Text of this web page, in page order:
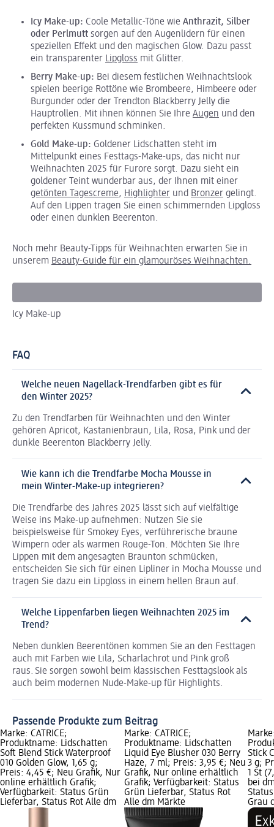
Icy Make-up: Coole Metallic-Töne wie Anthrazit, Silber
oder Perlmutt sorgen auf den Augenlidern für einen
speziellen Effekt und den magischen Glow. Dazu passt
ein transparenter Lipgloss mit Glitter.
Berry Make-up: Bei diesem festlichen Weihnachtslook
spielen beerige Rottöne wie Brombeere, Himbeere oder
Burgunder oder der Trendton Blackberry Jelly die
Hauptrollen. Mit ihnen können Sie Ihre Augen und den
perfekten Kussmund schminken.
Gold Make-up: Goldener Lidschatten steht im
Mittelpunkt eines Festtags-Make-ups, das nicht nur
Weihnachten 2025 für Furore sorgt. Dazu sieht ein
goldener Teint wunderbar aus, der Ihnen mit einer
getönten Tagescreme, Highlighter und Bronzer gelingt.
Auf den Lippen tragen Sie einen schimmernden Lipgloss
oder einen dunklen Beerenton.
Noch mehr Beauty-Tipps für Weihnachten erwarten Sie in
unserem Beauty-Guide für ein glamouröses Weihnachten.
Icy Make-up
FAQ
Welche neuen Nagellack-Trendfarben gibt es für
den Winter 2025?
Zu den Trendfarben für Weihnachten und den Winter
gehören Apricot, Kastanienbraun, Lila, Rosa, Pink und der
dunkle Beerenton Blackberry Jelly.
Wie kann ich die Trendfarbe Mocha Mousse in
mein Winter-Make-up integrieren?
Die Trendfarbe des Jahres 2025 lässt sich auf vielfältige
Weise ins Make-up aufnehmen: Nutzen Sie sie
beispielsweise für Smokey Eyes, verführerische braune
Wimpern oder als warmen Rouge-Ton. Möchten Sie Ihre
Lippen mit dem angesagten Braunton schmücken,
entscheiden Sie sich für einen Lipliner in Mocha Mousse und
tragen Sie dazu ein Lipgloss in einem hellen Braun auf.
Welche Lippenfarben liegen Weihnachten 2025 im
Trend?
Neben dunklen Beerentönen kommen Sie an den Festtagen
auch mit Farben wie Lila, Scharlachrot und Pink groß
raus. Sie sorgen sowohl beim klassischen Festtagslook als
auch beim modernen Nude-Make-up für Highlights.
Passende Produkte zum Beitrag
Marke: CATRICE;
Produktname: Lidschatten
Soft Blend Stick Waterproof
010 Golden Glow, 1,65 g;
Preis: 4,45 €; Neu Grafik, Nur
online erhältlich Grafik;
Verfügbarkeit: Status Grün
Lieferbar, Status Rot Alle dm
Marke: CATRICE;
Produktname: Lidschatten
Liquid Eye Blusher 030 Berry
Haze, 7 ml; Preis: 3,95 €; Neu
Grafik, Nur online erhältlich
Grafik; Verfügbarkeit: Status
Grün Lieferbar, Status Rot
Alle dm Märkte
Stick
3 g;
1 St
bei
Grau